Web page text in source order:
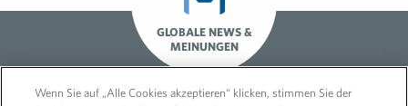
GLOBALE NEWS &
MEINUNGEN
Wenn Sie auf „Alle Cookies akzeptieren“ klicken, stimmen Sie der